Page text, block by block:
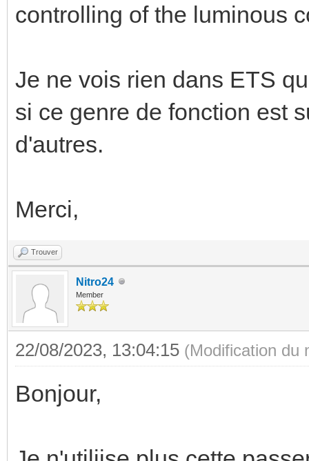
controlling of the luminous
Je ne vois rien dans ETS
si ce genre de fonction est
d'autres.
Merci,
Trouver
Nitro24
Member
22/08/2023, 13:04:15 (Modification du
Bonjour,